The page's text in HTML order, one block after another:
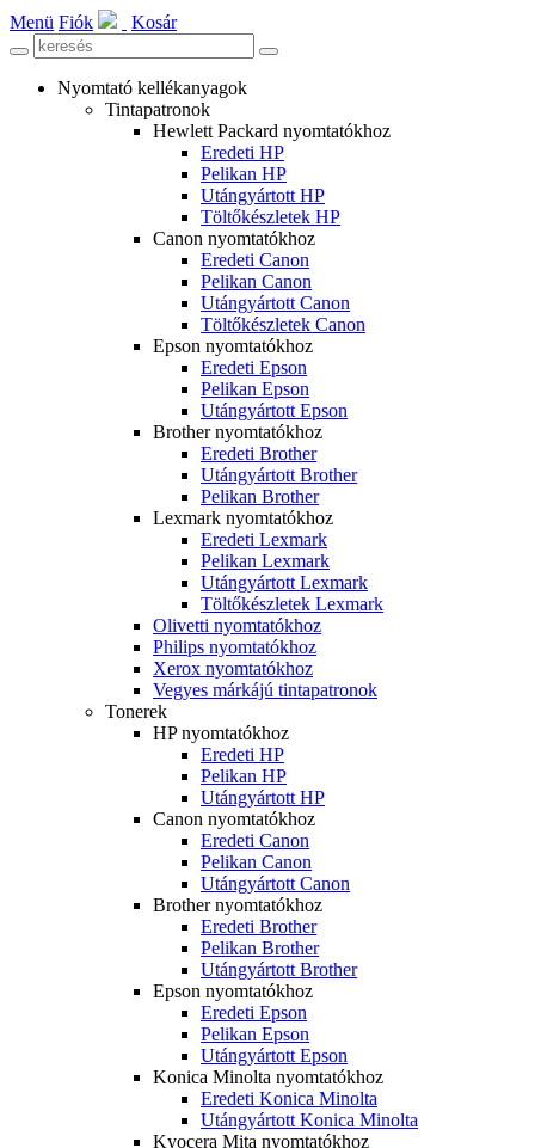
Menü Fiók Kosár
Nyomtató kellékanyagok
Tintapatronok
Hewlett Packard nyomtatókhoz
Eredeti HP
Pelikan HP
Utángyártott HP
Töltőkészletek HP
Canon nyomtatókhoz
Eredeti Canon
Pelikan Canon
Utángyártott Canon
Töltőkészletek Canon
Epson nyomtatókhoz
Eredeti Epson
Pelikan Epson
Utángyártott Epson
Brother nyomtatókhoz
Eredeti Brother
Utángyártott Brother
Pelikan Brother
Lexmark nyomtatókhoz
Eredeti Lexmark
Pelikan Lexmark
Utángyártott Lexmark
Töltőkészletek Lexmark
Olivetti nyomtatókhoz
Philips nyomtatókhoz
Xerox nyomtatókhoz
Vegyes márkájú tintapatronok
Tonerek
HP nyomtatókhoz
Eredeti HP
Pelikan HP
Utángyártott HP
Canon nyomtatókhoz
Eredeti Canon
Pelikan Canon
Utángyártott Canon
Brother nyomtatókhoz
Eredeti Brother
Pelikan Brother
Utángyártott Brother
Epson nyomtatókhoz
Eredeti Epson
Pelikan Epson
Utángyártott Epson
Konica Minolta nyomtatókhoz
Eredeti Konica Minolta
Utángyártott Konica Minolta
Kyocera Mita nyomtatókhoz